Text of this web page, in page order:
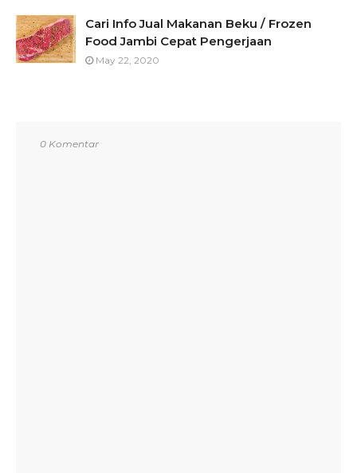
Cari Info Jual Makanan Beku / Frozen
Food Jambi Cepat Pengerjaan
May 22, 2020
0 Komentar